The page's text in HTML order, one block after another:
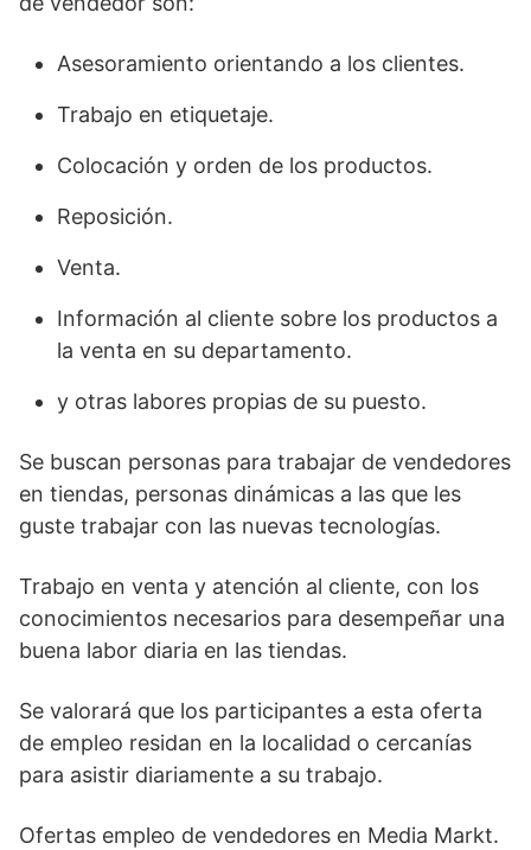
Asesoramiento orientando a los clientes.
Trabajo en etiquetaje.
Colocación y orden de los productos.
Reposición.
Venta.
Información al cliente sobre los productos a
la venta en su departamento.
y otras labores propias de su puesto.
Se buscan personas para trabajar de vendedores
en tiendas, personas dinámicas a las que les
guste trabajar con las nuevas tecnologías.
Trabajo en venta y atención al cliente, con los
conocimientos necesarios para desempeñar una
buena labor diaria en las tiendas.
Se valorará que los participantes a esta oferta
de empleo residan en la localidad o cercanías
para asistir diariamente a su trabajo.
Ofertas empleo de vendedores en Media Markt.